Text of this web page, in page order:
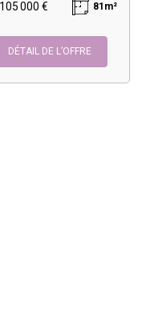
105 000 € 81m²
DÉTAIL DE L’OFFRE